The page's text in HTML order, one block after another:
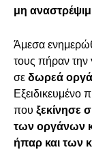
μη
Άμεσα
τους πήραν
σε δωρεά
που ξεκίνησε
των οργάνων
ήπαρ και των